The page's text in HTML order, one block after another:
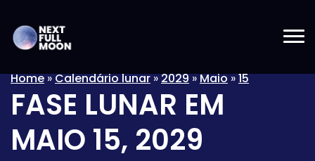
Home»Calendário lunar»2029»Maio»15
FASE LUNAR EM
MAIO 15, 2029